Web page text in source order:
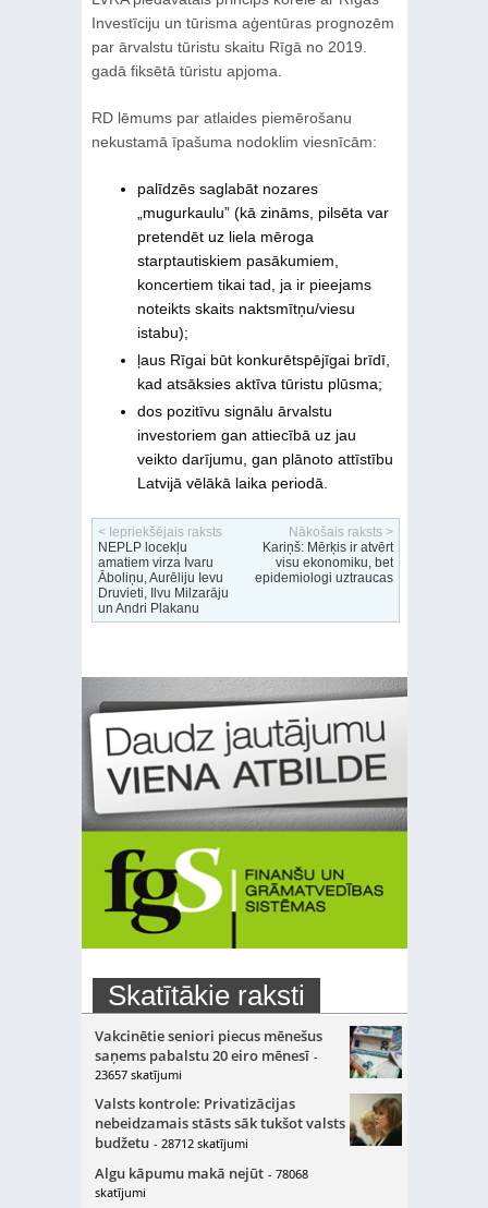
Investīciju un tūrisma aģentūras prognozēm
par ārvalstu tūristu skaitu Rīgā no 2019.
gadā fiksētā tūristu apjoma.
RD lēmums par atlaides piemērošanu
nekustamā īpašuma nodoklim viesnīcām:
palīdzēs saglabāt nozares
„mugurkaulu” (kā zināms, pilsēta var
pretendēt uz liela mēroga
starptautiskiem pasākumiem,
koncertiem tikai tad, ja ir pieejams
noteikts skaits naktsmītņu/viesu
istabu);
ļaus Rīgai būt konkurētspējīgai brīdī,
kad atsāksies aktīva tūristu plūsma;
dos pozitīvu signālu ārvalstu
investoriem gan attiecībā uz jau
veikto darījumu, gan plānoto attīstību
Latvijā vēlākā laika periodā.
< Iepriekšējais raksts
NEPLP locekļu
amatiem virza Ivaru
Āboliņu, Aurēliju Ievu
Druvieti, Ilvu Milzarāju
un Andri Plakanu
Nākošais raksts >
Kariņš: Mērķis ir atvērt
visu ekonomiku, bet
epidemiologi uztraucas
Skatītākie raksti
Vakcinētie seniori piecus mēnešus
saņems pabalstu 20 eiro mēnesī -
23657 skatījumi
Valsts kontrole: Privatizācijas
nebeidzamais stāsts sāk tukšot valsts
budžetu - 28712 skatījumi
Algu kāpumu makā nejūt - 78068
skatījumi